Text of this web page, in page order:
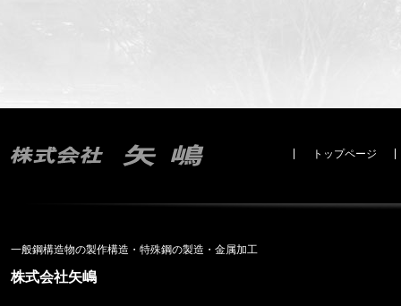
トップページ
一般鋼構造物の製作構造・特殊鋼の製造・金属加工
株式会社矢嶋